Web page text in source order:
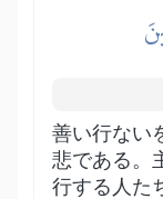
善い行ない
悲である。
行する人た